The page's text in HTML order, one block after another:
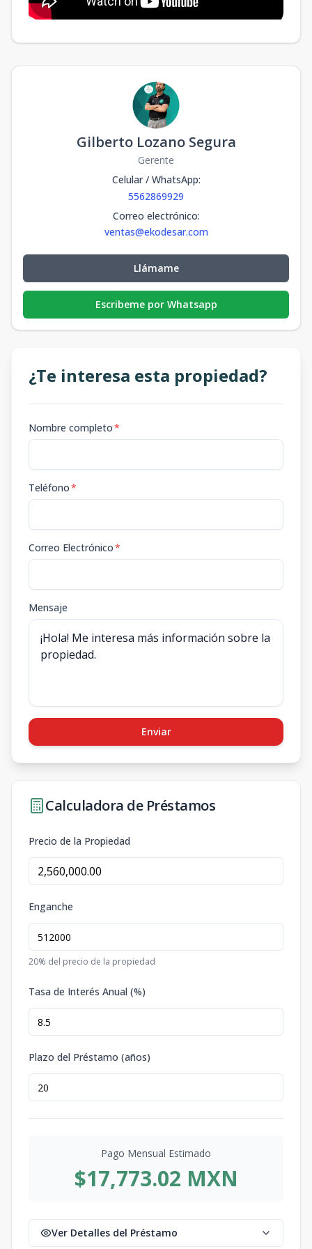
Gilberto Lozano Segura
Gerente
Celular / WhatsApp:
5562869929
Correo electrónico:
ventas@ekodesar.com
Llámame
Escribeme por Whatsapp
¿Te interesa esta propiedad?
Nombre completo*
Teléfono*
Correo Electrónico*
Mensaje
Enviar
Calculadora de Préstamos
Precio de la Propiedad
Enganche
20% del precio de la propiedad
Tasa de Interés Anual (%)
Plazo del Préstamo (años)
Pago Mensual Estimado
$17,773.02 MXN
Ver Detalles del Préstamo